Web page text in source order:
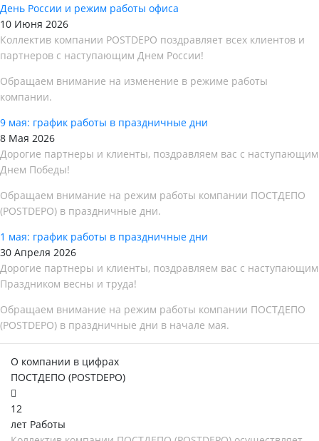
День России и режим работы офиса
10 Июня 2026
Коллектив компании POSTDEPO поздравляет всех клиентов и
партнеров с наступающим Днем России!
Обращаем внимание на изменение в режиме работы
компании.
9 мая: график работы в праздничные дни
8 Мая 2026
Дорогие партнеры и клиенты, поздравляем вас с наступающим
Днем Победы!
Обращаем внимание на режим работы компании ПОСТДЕПО
(POSTDEPO) в праздничные дни.
1 мая: график работы в праздничные дни
30 Апреля 2026
Дорогие партнеры и клиенты, поздравляем вас с наступающим
Праздником весны и труда!
Обращаем внимание на режим работы компании ПОСТДЕПО
(POSTDEPO) в праздничные дни в начале мая.
О компании в цифрах
ПОСТДЕПО (POSTDEPO)
12
лет Работы